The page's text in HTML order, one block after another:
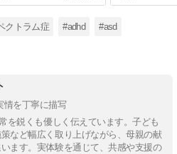
クトラム症 #adhd #asd
情を丁寧に描写
を鋭くも優しく伝えています。子ども
など幅広く取り上げながら、母親の献
ます。実体験を通じて、共感や支援の